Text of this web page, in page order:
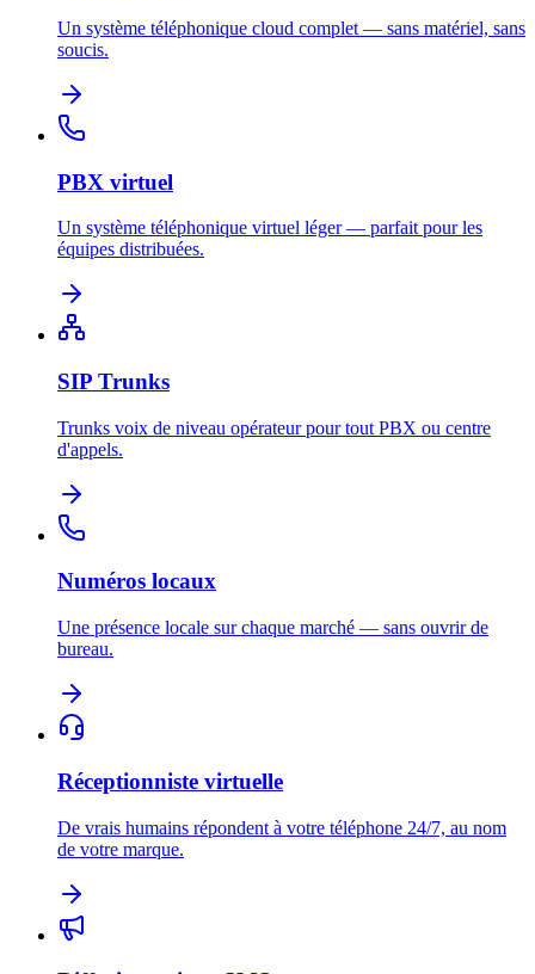
Un système téléphonique cloud complet — sans matériel, sans
soucis.
PBX virtuel
Un système téléphonique virtuel léger — parfait pour les
équipes distribuées.
SIP Trunks
Trunks voix de niveau opérateur pour tout PBX ou centre
d'appels.
Numéros locaux
Une présence locale sur chaque marché — sans ouvrir de
bureau.
Réceptionniste virtuelle
De vrais humains répondent à votre téléphone 24/7, au nom
de votre marque.